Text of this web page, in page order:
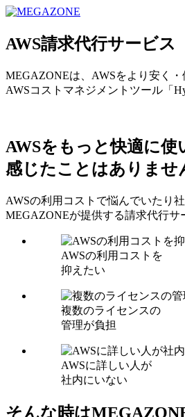
AWS請求代行サービス
MEGAZONEは、AWSをより安く
AWSコストマネジメントツール「
AWSをもっと快適に使
感じたことはありませ
AWSの利用コストで悩んでいたり
MEGAZONEが提供する請求代行サ
AWSの利用コストを
抑えたい
複数のライセンスの
管理が負担
AWSに詳しい人が
社内にいない
そんな時は